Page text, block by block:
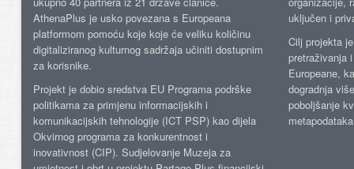
AthenaPlus je usko povezana s Europeana
platformom pomoću koje koje će veliku količinu
digitaliziranog kulturnog sadržaja učiniti dostupnim
za korisnike.
Projekt je dobio sredstva EU Programa podrške
politikama za primjenu informacijskih i
komunikacijskih tehnologije (ICT PSP) kao dijela
Okvirnog programa za konkurentnost i
inovativnost (CIP). Sudjelovanje Muzeja za
uključen i
Cilj projekta
pretraživanja
Europeane,
dogradnja
poboljšanje